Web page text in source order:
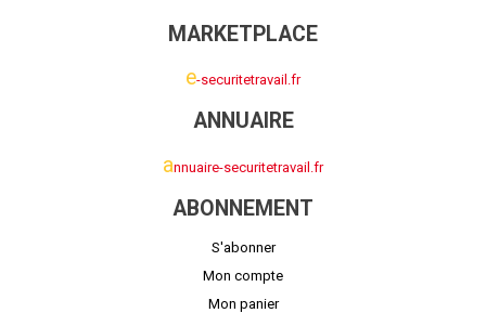
MARKETPLACE
e-securitetravail.fr
ANNUAIRE
annuaire-securitetravail.fr
ABONNEMENT
S'abonner
Mon compte
Mon panier